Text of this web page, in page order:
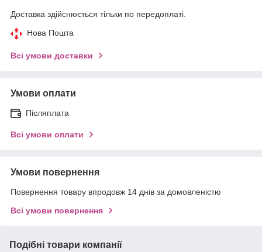
Доставка здійснюється тільки по передоплаті.
Нова Пошта
Всі умови доставки
Умови оплати
Післяплата
Всі умови оплати
Умови повернення
Повернення товару впродовж 14 днів за домовленістю
Всі умови повернення
Подібні товари компанії